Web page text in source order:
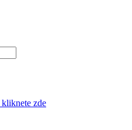
kliknete zde